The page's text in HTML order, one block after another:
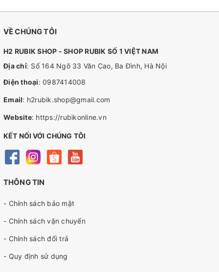
VỀ CHÚNG TÔI
H2 RUBIK SHOP - SHOP RUBIK SỐ 1 VIỆT NAM
Địa chỉ: Số 164 Ngõ 33 Văn Cao, Ba Đình, Hà Nội
Điện thoại: 0987414008
Email: h2rubik.shop@gmail.com
Website: https://rubikonline.vn
KẾT NỐI VỚI CHÚNG TÔI
THÔNG TIN
- Chính sách bảo mật
- Chính sách vận chuyển
- Chính sách đổi trả
- Quy định sử dụng